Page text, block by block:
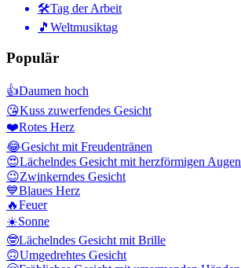
🛠Tag der Arbeit
🎵 Weltmusiktag
Populär
👍Daumen hoch
😘Kuss zuwerfendes Gesicht
❤️Rotes Herz
😂Gesicht mit Freudentränen
😍Lächelndes Gesicht mit herzförmigen Augen
😉Zwinkerndes Gesicht
💙Blaues Herz
🔥Feuer
☀️Sonne
🤓Lächelndes Gesicht mit Brille
🙃Umgedrehtes Gesicht